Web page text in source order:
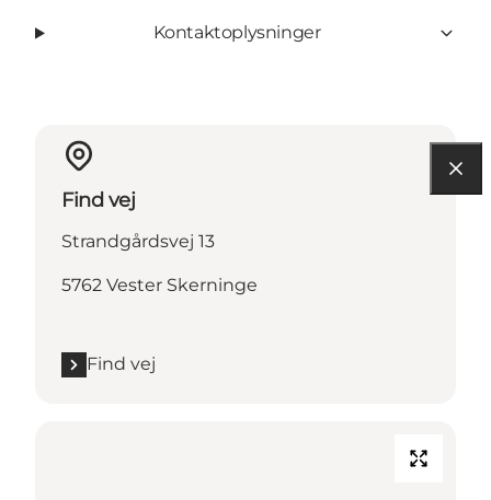
Kontaktoplysninger
Find vej
Strandgårdsvej 13
5762 Vester Skerninge
Find vej